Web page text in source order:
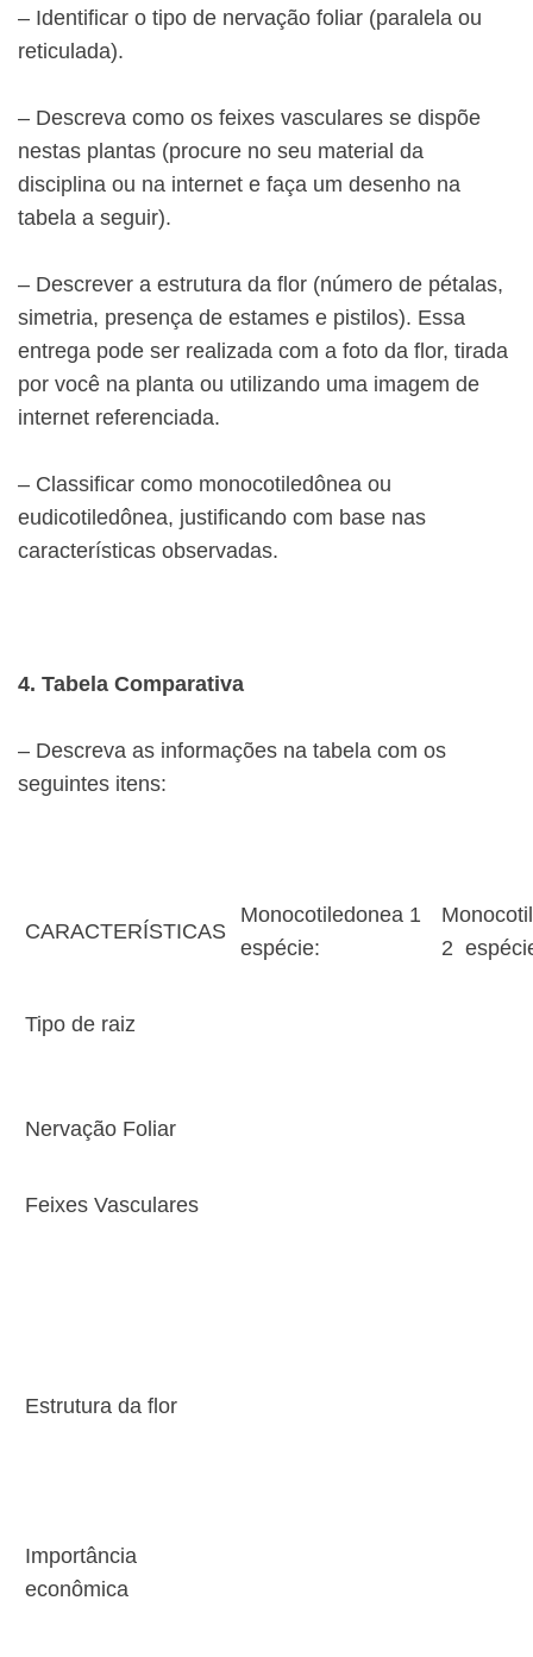
– Identificar o tipo de nervação foliar (paralela ou
reticulada).
– Descreva como os feixes vasculares se dispõe
nestas plantas (procure no seu material da
disciplina ou na internet e faça um desenho na
tabela a seguir).
– Descrever a estrutura da flor (número de pétalas,
simetria, presença de estames e pistilos). Essa
entrega pode ser realizada com a foto da flor, tirada
por você na planta ou utilizando uma imagem de
internet referenciada.
– Classificar como monocotiledônea ou
eudicotiledônea, justificando com base nas
características observadas.
4. Tabela Comparativa
– Descreva as informações na tabela com os
seguintes itens:
CARACTERÍSTICAS
Monocotiledonea 1
espécie:
2
Tipo de raiz
Nervação Foliar
Feixes Vasculares
Estrutura da flor
Importância
econômica